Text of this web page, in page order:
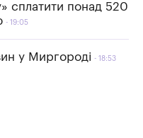
сплатити понад 520
19:05
у Миргороді 18:53